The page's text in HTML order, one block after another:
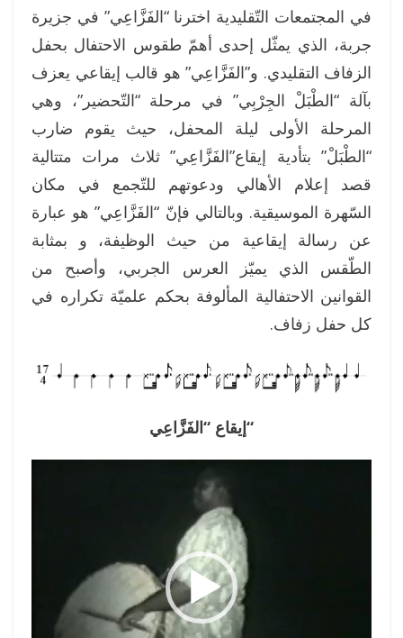
في المجتمعات التّقليدية اخترنا “الفَزَّاعِي” في جزيرة
جربة، الذي يمثّل إحدى أهمّ طقوس الاحتفال بحفل
الزفاف التقليدي. و”الفَزَّاعِي” هو قالب إيقاعي يعزف
بآلة “الطْبَلْ الجِرْبِي” في مرحلة “التّحضير”، وهي
المرحلة الأولى ليلة المحفل، حيث يقوم ضارب
“الطْبَلْ” بتأدية إيقاع”الفَزَّاعِي” ثلاث مرات متتالية
قصد إعلام الأهالي ودعوتهم للتّجمع في مكان
السّهرة الموسيقية. وبالتالي فإنّ “الفَزَّاعِي” هو عبارة
عن رسالة إيقاعية من حيث الوظيفة، و بمثابة
الطّقس الذي يميّز العرس الجربي، وأصبح من
القوانين الاحتفالية المألوفة بحكم علميّة تكراره في
كل حفل زفاف.
“إيقاع “الفَزَّاعِي